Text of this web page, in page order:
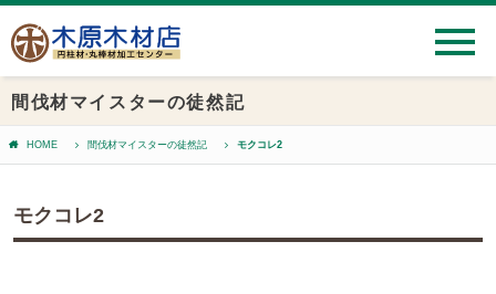
間伐材マイスターの徒然記
HOME 間伐材マイスターの徒然記 モクコレ2
モクコレ2